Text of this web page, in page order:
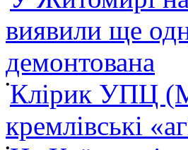
виявили ще
демонтована
•Клірик УПЦ
кремлівські
•